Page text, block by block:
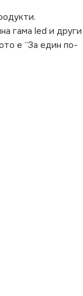
гама led и други
е “За един по-